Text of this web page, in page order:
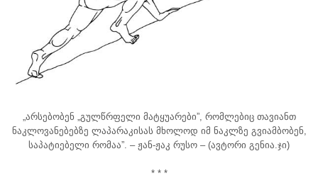
„არსებობენ „გულწრფელი მატყუარები”, რომლებიც თავიანთ
ნაკლოვანებებზე ლაპარაკისას მხოლოდ იმ ნაკლზე გვიამბობენ,
საპატიებელი რომაა”. – ჟან-ჟაკ რუსო – (ავტორი გენია.ჯი)
* * *